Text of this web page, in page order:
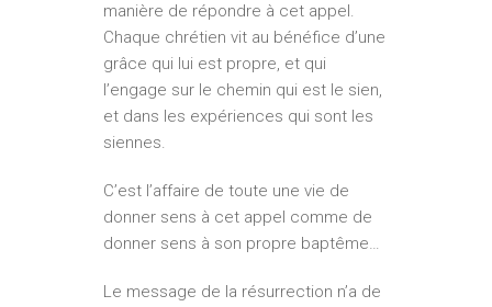
manière de répondre à cet appel.
Chaque chrétien vit au bénéfice d’une
grâce qui lui est propre, et qui
l’engage sur le chemin qui est le sien,
et dans les expériences qui sont les
siennes.
C’est l’affaire de toute une vie de
donner sens à cet appel comme de
donner sens à son propre baptême…
Le message de la résurrection n’a de